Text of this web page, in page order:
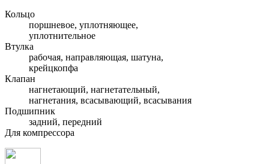
Кольцо
поршневое, уплотняющее,
уплотнительное
Втулка
рабочая, направляющая, шатуна,
крейцкопфа
Клапан
нагнетающий, нагнетательный,
нагнетания, всасывающий, всасывания
Подшипник
задний, передний
Для компрессора